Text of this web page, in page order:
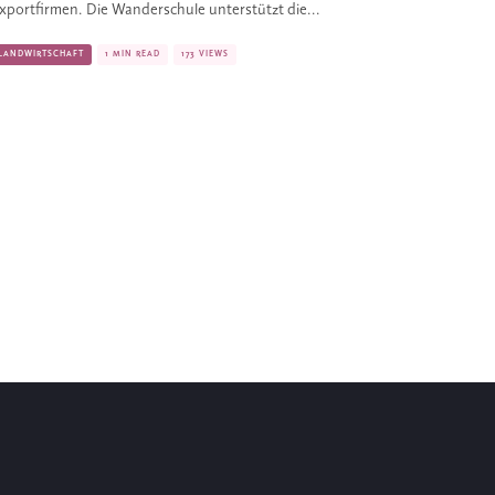
Die Wanderschule unterstützt die...
1 MIN READ 173 VIEWS